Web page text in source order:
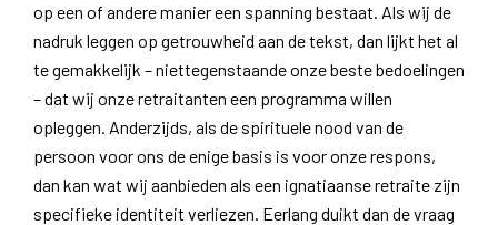
op een of andere manier een spanning bestaat. Als wij de
nadruk leggen op getrouwheid aan de tekst, dan lijkt het al
te gemakkelijk – niettegenstaande onze beste bedoelingen
– dat wij onze retraitanten een programma willen
opleggen. Anderzijds, als de spirituele nood van de
persoon voor ons de enige basis is voor onze respons,
dan kan wat wij aanbieden als een ignatiaanse retraite zijn
specifieke identiteit verliezen. Eerlang duikt dan de vraag